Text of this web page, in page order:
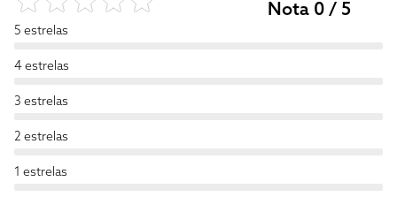
Nota 0 / 5
5 estrelas
4 estrelas
3 estrelas
2 estrelas
1 estrelas